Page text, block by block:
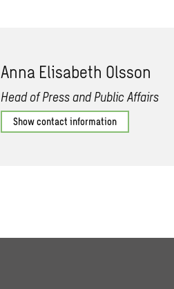
Anna Elisabeth Olsson
Head of Press and Public Affairs
Show contact information